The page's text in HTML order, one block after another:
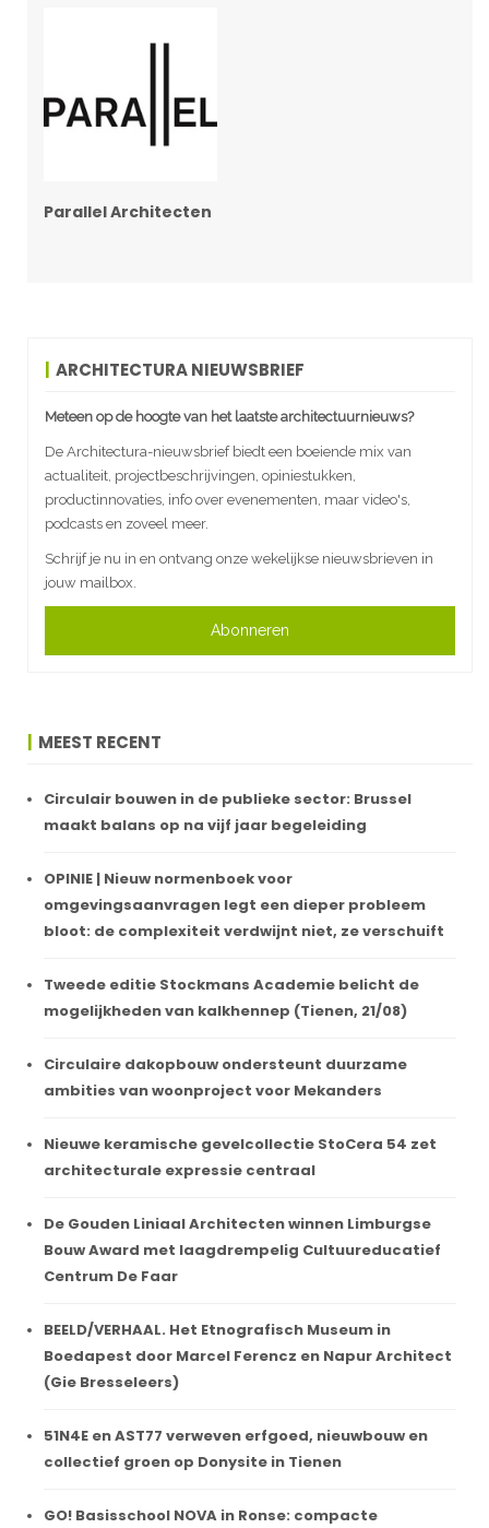
Parallel Architecten
ARCHITECTURA NIEUWSBRIEF
Meteen op de hoogte van het laatste architectuurnieuws?
De Architectura-nieuwsbrief biedt een boeiende mix van
actualiteit, projectbeschrijvingen, opiniestukken,
productinnovaties, info over evenementen, maar video's,
podcasts en zoveel meer.
Schrijf je nu in en ontvang onze wekelijkse nieuwsbrieven in
jouw mailbox.
Abonneren
MEEST RECENT
Circulair bouwen in de publieke sector: Brussel
maakt balans op na vijf jaar begeleiding
OPINIE | Nieuw normenboek voor
omgevingsaanvragen legt een dieper probleem
bloot: de complexiteit verdwijnt niet, ze verschuift
Tweede editie Stockmans Academie belicht de
mogelijkheden van kalkhennep (Tienen, 21/08)
Circulaire dakopbouw ondersteunt duurzame
ambities van woonproject voor Mekanders
Nieuwe keramische gevelcollectie StoCera 54 zet
architecturale expressie centraal
De Gouden Liniaal Architecten winnen Limburgse
Bouw Award met laagdrempelig Cultuureducatief
Centrum De Faar
BEELD/VERHAAL. Het Etnografisch Museum in
Boedapest door Marcel Ferencz en Napur Architect
(Gie Bresseleers)
51N4E en AST77 verweven erfgoed, nieuwbouw en
collectief groen op Donysite in Tienen
GO! Basisschool NOVA in Ronse: compacte